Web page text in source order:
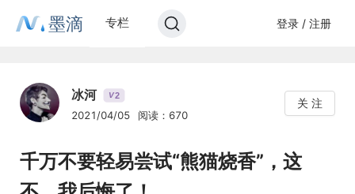
墨滴 专栏 登录 / 注册
冰河 V2
2021/04/05 阅读：670
关 注
千万不要轻易尝试“熊猫烧香”，这